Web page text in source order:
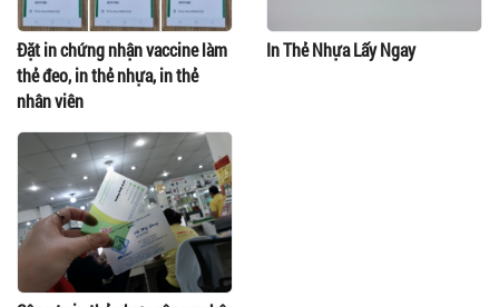
Đặt in chứng nhận vaccine làm
thẻ đeo, in thẻ nhựa, in thẻ
nhân viên
In Thẻ Nhựa Lấy Ngay